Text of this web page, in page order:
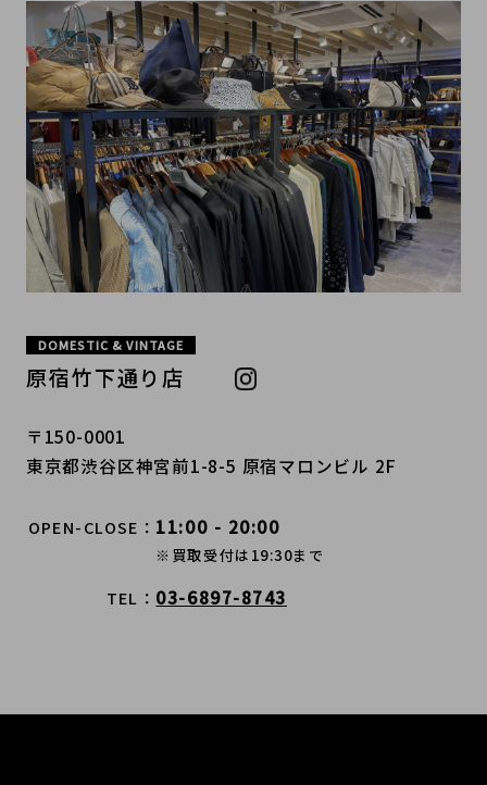
DOMESTIC & VINTAGE
原宿竹下通り店
〒150-0001
東京都渋谷区神宮前1-8-5 原宿マロンビル 2F
OPEN-CLOSE 11:00 - 20:00
※買取受付は19:30まで
TEL 03-6897-8743